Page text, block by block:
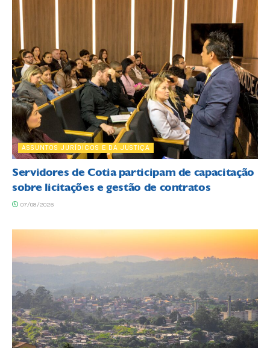
ASSUNTOS JURÍDICOS E DA JUSTIÇA
Servidores de Cotia participam de capacitação
sobre licitações e gestão de contratos
07/08/2026